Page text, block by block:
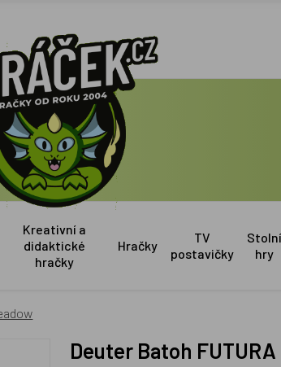
Kreativní a
didaktické
hračky
Hračky
TV
postavičky
Stolní
hry
Deuter Batoh